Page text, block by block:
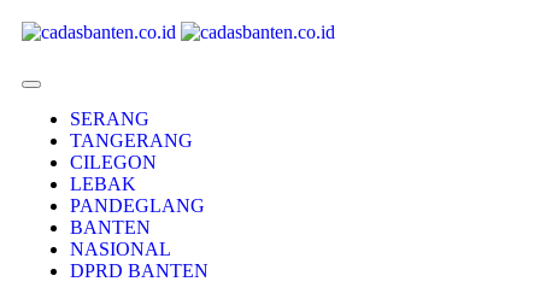
SERANG
TANGERANG
CILEGON
LEBAK
PANDEGLANG
BANTEN
NASIONAL
DPRD BANTEN